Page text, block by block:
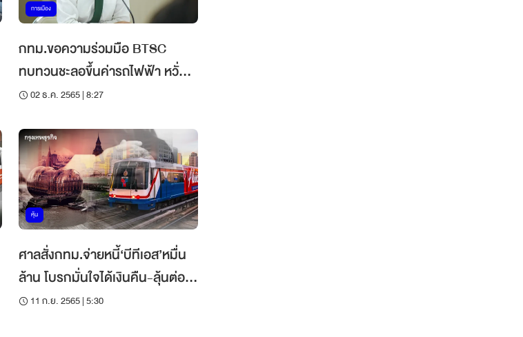
การเมือง
กทม.ขอความร่วมมือ BTSC
ทบทวนชะลอขึ้นค่ารถไฟฟ้า หวั่น
เพิ่มภาระ ปชช.
02 ธ.ค. 2565 | 8:27
หุ้น
ศาลสั่งกทม.จ่ายหนี้‘บีทีเอส’หมื่น
ล้าน โบรกมั่นใจได้เงินคืน-ลุ้นต่อ
สัมปทาน
11 ก.ย. 2565 | 5:30